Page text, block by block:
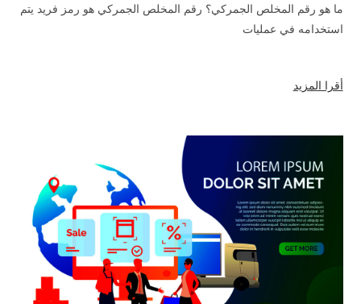
ما هو رقم المخلص الجمركي؟ رقم المخلص الجمركي هو رمز فريد يتم
استخدامه في عمليات
أقرا المزيد